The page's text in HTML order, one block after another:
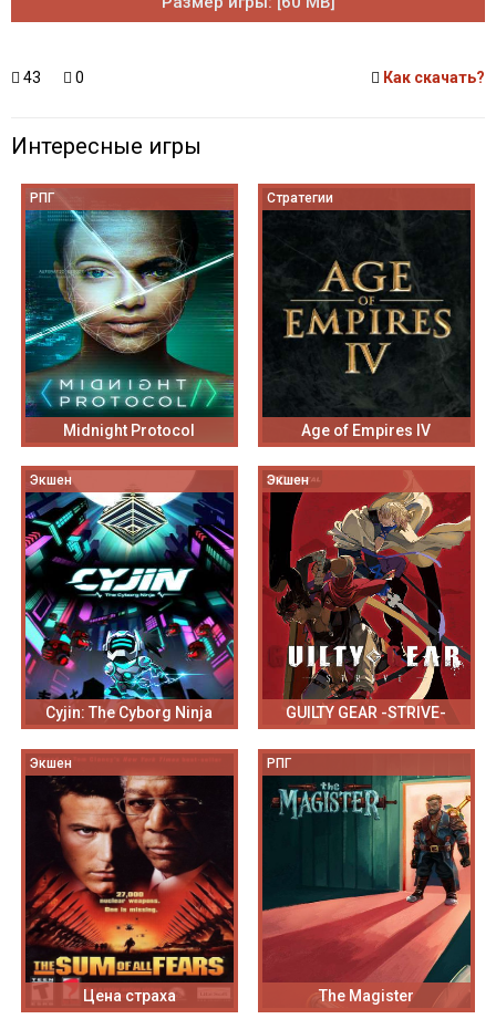
43 0 Как скачать?
Интересные игры
РПГ
Midnight Protocol
Стратегии
Age of Empires IV
Экшен
Cyjin: The Cyborg Ninja
Экшен
GUILTY GEAR -STRIVE-
Экшен
Цена страха
РПГ
The Magister